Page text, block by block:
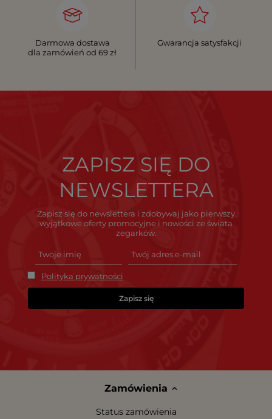
Darmowa dostawa
dla zamówień od 69 zł
Gwarancja satysfakcji
ZAPISZ SIĘ DO
NEWSLETTERA
Zapisz się do newslettera i zdobywaj jako pierwszy
wyjątkowe oferty promocyjne i nowości ze świata
zegarków.
Polityka prywatności
Zapisz się
Zamówienia
Status zamówienia